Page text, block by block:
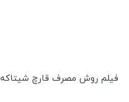
فیلم روش مصرف قارچ شیتاکه